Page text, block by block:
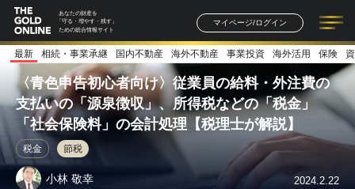
あなたの財産を
「守る・増やす・残す」
ための総合情報サイト
マイページ/ログイン
記事一覧 連載一覧
著者一覧 書籍一覧
最新 相続・事業承継 国内不動産 海外不動産 事業投資 海外活用 保険
〈青色申告初心者向け〉従業員の給料・外注費の
支払いの「源泉徴収」、所得税などの「税金」
「社会保険料」の会計処理【税理士が解説】
税金 節税
小林 敬幸 2024.2.22